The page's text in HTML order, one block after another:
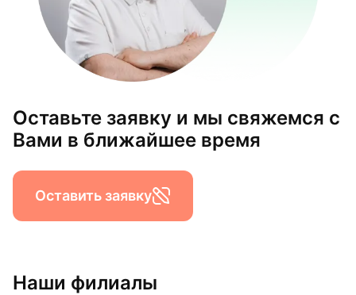
Оставьте заявку и мы свяжемся с
Вами в ближайшее время
Оставить заявку
Наши филиалы